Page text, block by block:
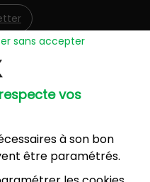
vos
à son bon
être paramétrés.
sans accepter
- 92220 Bagneux
60 00
- 92220 Bagneux
62 00